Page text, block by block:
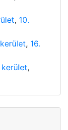
, 10.
, 16.
kerület,